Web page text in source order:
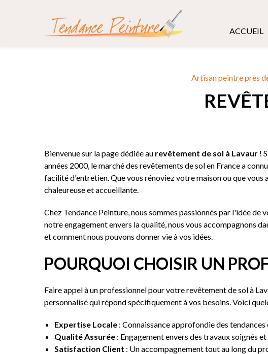
ACCUEIL
Artisan peintre près
Bienvenue sur la page dédiée au revêtement de sol à Lavaur !
années 2000, le marché des revêtements de sol en France a
facilité d'entretien. Que vous rénoviez votre maison ou que vous
chaleureuse et accueillante.
Chez Tendance Peinture, nous sommes passionnés par l'idée
notre engagement envers la qualité, nous vous accompagnons
et comment nous pouvons donner vie à vos idées.
POURQUOI CHOISIR UN
Faire appel à un professionnel pour votre revêtement de sol à
personnalisé qui répond spécifiquement à vos besoins. Voici
Expertise Locale : Connaissance approfondie des
Qualité Assurée : Engagement envers des travaux soignés
Satisfaction Client : Un accompagnement tout au long du